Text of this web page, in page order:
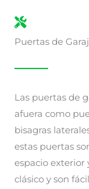
Puertas de
Las puertas de
afuera como
bisagras
estas puertas
espacio exterior
clásico y son